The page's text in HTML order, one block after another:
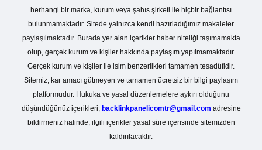
herhangi bir marka, kurum veya şahıs şirketi ile hiçbir bağlantısı
bulunmamaktadır. Sitede yalnızca kendi hazırladığımız makaleler
paylaşılmaktadır. Burada yer alan içerikler haber niteliği taşımamakta
olup, gerçek kurum ve kişiler hakkında paylaşım yapılmamaktadır.
Gerçek kurum ve kişiler ile isim benzerlikleri tamamen tesadüfidir.
Sitemiz, kar amacı gütmeyen ve tamamen ücretsiz bir bilgi paylaşım
platformudur. Hukuka ve yasal düzenlemelere aykırı olduğunu
düşündüğünüz içerikleri, backlinkpanelicomtr@gmail.com adresine
bildirmeniz halinde, ilgili içerikler yasal süre içerisinde sitemizden
kaldırılacaktır.